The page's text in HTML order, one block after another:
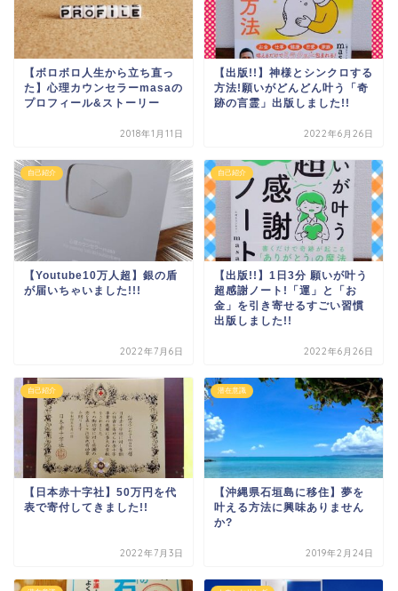
【ボロボロ人生から立ち直っ
た】心理カウンセラーmasaの
プロフィール&ストーリー
2018年1月11日
【出版!!】神様とシンクロする
方法!願いがどんどん叶う「奇
跡の言霊」出版しました!!
2022年6月26日
自己紹介
【Youtube10万人超】銀の盾
が届いちゃいました!!!
2022年7月6日
自己紹介
【出版!!】1日3分 願いが叶う
超感謝ノート!「運」と「お
金」を引き寄せるすごい習慣
出版しました!!
2022年6月26日
自己紹介
【日本赤十字社】50万円を代
表で寄付してきました!!
2022年7月3日
潜在意識
【沖縄県石垣島に移住】夢を
叶える方法に興味ありません
か?
2019年2月24日